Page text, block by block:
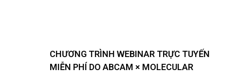
CHƯƠNG TRÌNH WEBINAR TRỰC TUYẾN
MIỄN PHÍ DO ABCAM × MOLECULAR